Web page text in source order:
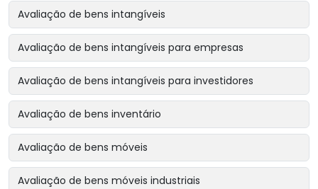
Avaliação de bens intangíveis
Avaliação de bens intangíveis para empresas
Avaliação de bens intangíveis para investidores
Avaliação de bens inventário
Avaliação de bens móveis
Avaliação de bens móveis industriais